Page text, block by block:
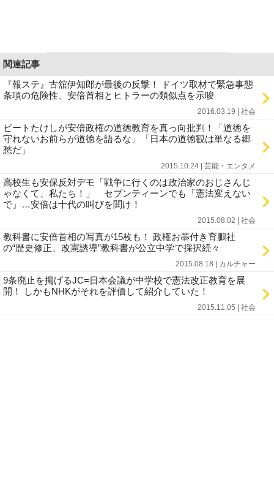
関連記事
『報ステ』古舘伊知郎が最後の反撃！ ドイツ取材で緊急事態
条項の危険性、安倍首相とヒトラーの類似点を示唆
2016.03.19 | 社会
ビートたけしが安倍政権の道徳教育を真っ向批判！「道徳を
守れないお前らが道徳を語るな」「日本の道徳観は単なる郷
愁だ」
2015.10.24 | 芸能・エンタメ
高校生も安保反対デモ「戦争に行くのは政治家のおじさんじ
ゃなくて、私たち！」 セブンティーンでも「憲法変えない
で」…安倍は十代の叫びを聞け！
2015.08.02 | 社会
教科書に安倍首相の写真が15枚も！ 政権お墨付き育鵬社
の“歴史修正、改憲誘導”教科書が公立中学で採択続々
2015.08.18 | カルチャー
9条廃止を掲げるJC=日本会議が中学校で憲法改正教育を展
開！ しかもNHKがそれを評価して紹介していた！
2015.11.05 | 社会